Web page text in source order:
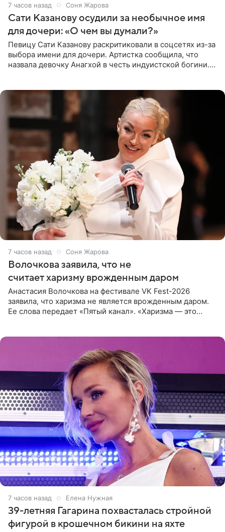
7 часов назад Соня Жарова
Сати Казанову осудили за необычное имя
для дочери: «О чем вы думали?»
Певицу Сати Казанову раскритиковали в соцсетях из-за
выбора имени для дочери. Артистка сообщила, что
назвала девочку Анагхой в честь индуистской богини.
7 часов назад Соня Жарова
Волочкова заявила, что не
считает харизму врожденным даром
Анастасия Волочкова на фестивале VK Fest-2026
заявила, что харизма не является врожденным даром.
Ее слова передает «Пятый канал». «Харизма — это
7 часов назад Елена Нужная
39-летняя Гагарина похвасталась стройной
фигурой в крошечном бикини на яхте